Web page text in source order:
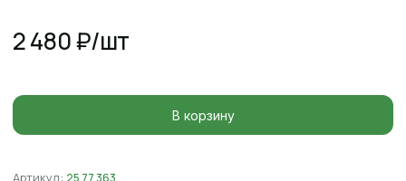
2 480 ₽/шт
Артикул: 25 77 363
В корзину